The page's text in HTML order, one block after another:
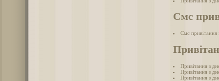
Смс
Смс
Привітання з
Привітання з
Привітання з